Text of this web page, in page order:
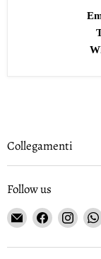
Collegamenti
Follow us
Email
Gioielleria
Curnis
Find
on
Find
on